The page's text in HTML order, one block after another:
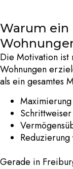
Warum ein
Die Motivation ist
Wohnungen
als ein gesamtes
Reduzierung
Gerade in